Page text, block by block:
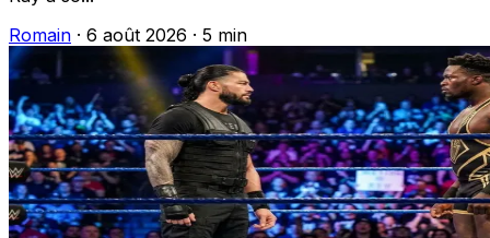
Romain · 6 août 2026 · 5 min